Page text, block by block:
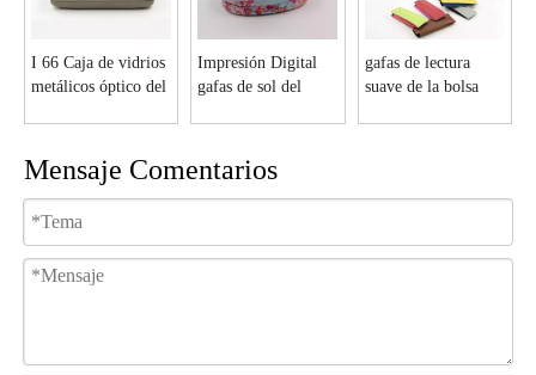
I 66 Caja de vidrios
metálicos óptico del
Impresión Digital
gafas de sol del
I6163
gafas de lectura
suave de la bolsa
Mensaje Comentarios